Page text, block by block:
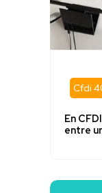
Cfdi
En
entre